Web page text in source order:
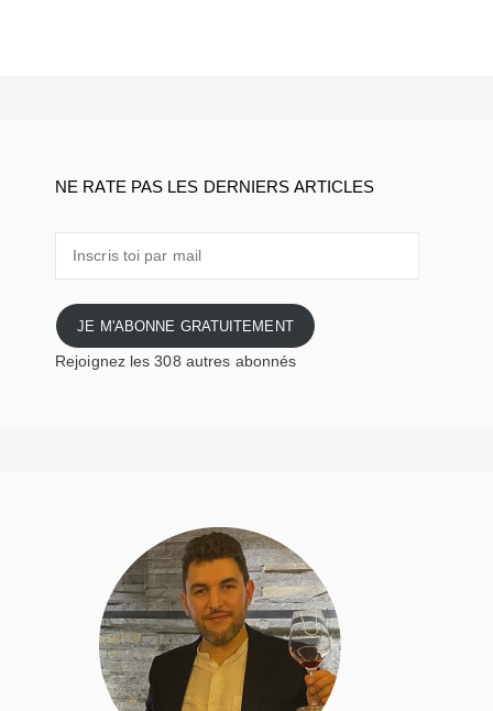
NE RATE PAS LES DERNIERS ARTICLES
mail
JE M'ABONNE GRATUITEMENT
Rejoignez les 308 autres abonnés